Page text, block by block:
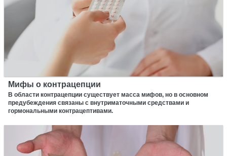
Мифы о контрацепции
В области контрацепции существует масса мифов, но в основном
предубеждения связаны с внутриматочными средствами и
гормональными контрацептивами.